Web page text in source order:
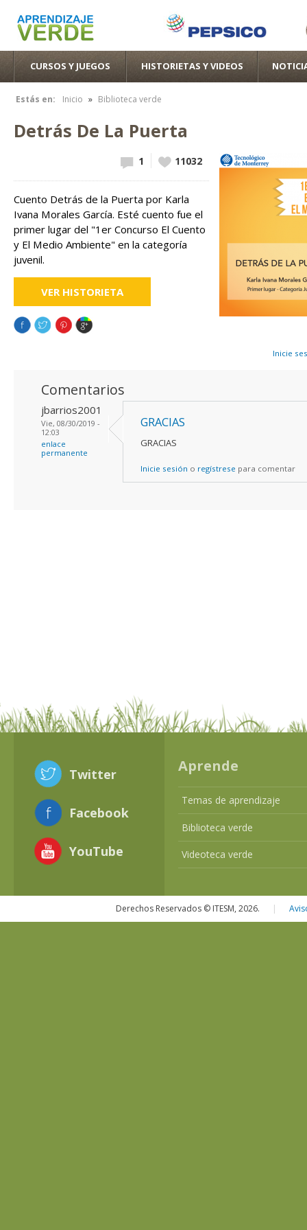
CURSOS Y JUEGOS HISTORIETAS Y VIDEOS
Estás en:
Se encuentra usted aquí
Inicio » Biblioteca verde
Detrás De La Puerta
11032
Vote up!
1
Cuento Detrás de la Puerta por Karla
Ivana Morales García. Esté cuento fue el
primer lugar del "1er Concurso El Cuento
y El Medio Ambiente" en la categoría
juvenil.
VER HISTORIETA
Inicie
Comentarios
jbarrios2001
Vie, 08/30/2019 -
12:03
enlace
permanente
GRACIAS
GRACIAS
Inicie sesión o regístrese para comentar
Twitter
Facebook
YouTube
Aprende
Temas de aprendizaje
Biblioteca verde
Videoteca verde
Derechos Reservados © ITESM, 2026. |